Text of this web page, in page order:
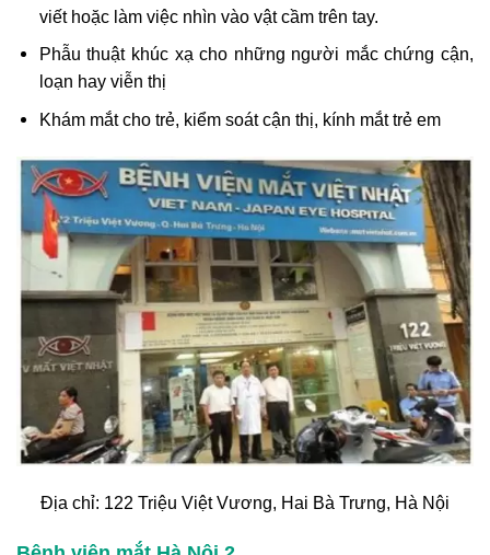
viết hoặc làm việc nhìn vào vật cầm trên tay.
Phẫu thuật khúc xạ cho những người mắc chứng cận,
loạn hay viễn thị
Khám mắt cho trẻ, kiểm soát cận thị, kính mắt trẻ em
Địa chỉ: 122 Triệu Việt Vương, Hai Bà Trưng, Hà Nội